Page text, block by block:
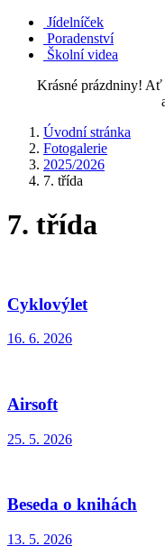
Jídelníček
Poradenství
Školní videa
Krásné prázdniny! Ať
Úvodní stránka
Fotogalerie
2025/2026
7. třída
7. třída
Cyklovýlet
16. 6. 2026
Airsoft
25. 5. 2026
Beseda o knihách
13. 5. 2026